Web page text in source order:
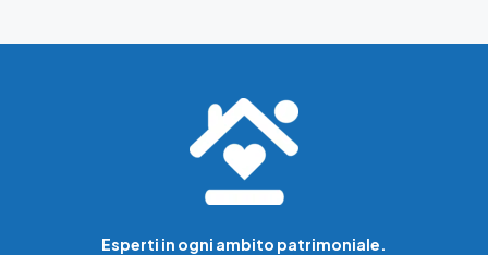
Esperti in ogni ambito patrimoniale.